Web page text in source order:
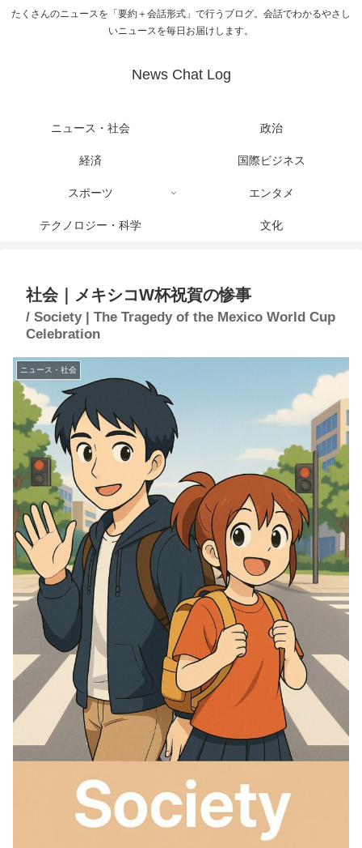
たくさんのニュースを「要約＋会話形式」で行うブログ。会話でわかるやさし
いニュースを毎日お届けします。
News Chat Log
ニュース・社会 政治
経済 国際ビジネス
スポーツ エンタメ
テクノロジー・科学 文化
社会｜メキシコW杯祝賀の惨事
/ Society | The Tragedy of the Mexico World Cup
Celebration
ニュース・社会